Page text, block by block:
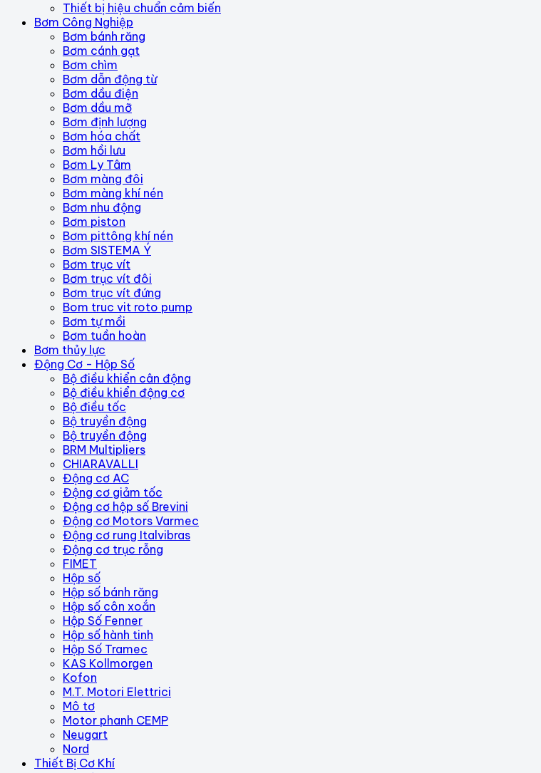
Thiết bị hiệu chuẩn cảm biến
Bơm Công Nghiệp
Bơm bánh răng
Bơm cánh gạt
Bơm chìm
Bơm dẫn động từ
Bơm dầu điện
Bơm dầu mỡ
Bơm định lượng
Bơm hóa chất
Bơm hồi lưu
Bơm Ly Tâm
Bơm màng đôi
Bơm màng khí nén
Bơm nhu động
Bơm piston
Bơm pittông khí nén
Bơm SISTEMA Ý
Bơm trục vít
Bơm trục vít đôi
Bơm trục vít đứng
Bom truc vit roto pump
Bơm tự mồi
Bơm tuần hoàn
Bơm thủy lực
Động Cơ - Hộp Số
Bộ điều khiển cân động
Bộ điều khiển động cơ
Bộ điều tốc
Bộ truyền động
Bộ truyền động
BRM Multipliers
CHIARAVALLI
Động cơ AC
Động cơ giảm tốc
Động cơ hộp số Brevini
Động cơ Motors Varmec
Động cơ rung Italvibras
Động cơ trục rỗng
FIMET
Hộp số
Hộp số bánh răng
Hộp số côn xoắn
Hộp Số Fenner
Hộp số hành tinh
Hộp Số Tramec
KAS Kollmorgen
Kofon
M.T. Motori Elettrici
Mô tơ
Motor phanh CEMP
Neugart
Nord
Thiết Bị Cơ Khí